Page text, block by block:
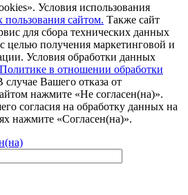
Условия использования
пользования сайтом. Также сайт
для сбора технических данных
целью получения маркетинговой и
Условия обработки данных
Политике в отношении обработки
случае Вашего отказа от
нажмите «Не согласен(на)».
согласия на обработку данных на
нажмите «Согласен(на)».